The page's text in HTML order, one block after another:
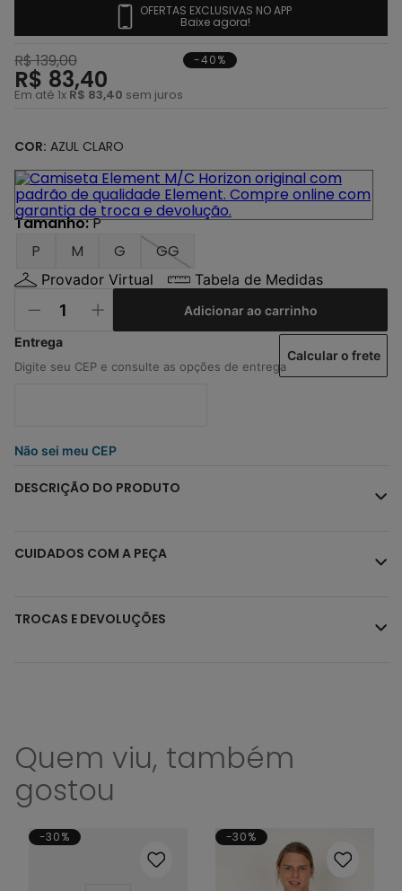
OFERTAS EXCLUSIVAS NO APP
Baixe agora!
R$139,00
R$ 83,40
Em até 1x R$ 83,40 sem juros
-40%
COR: AZUL CLARO
Tamanho:P
P
M G GG
Provador Virtual Tabela de Medidas
Adicionar ao carrinho
Não sei meu CEP
Calcular o frete
DESCRIÇÃO DO PRODUTO
CUIDADOS COM A PEÇA
TROCAS E DEVOLUÇÕES
Quem viu, também
gostou
-30% -30%
5º
calça
6º
shape
7 º
jaqueta
10º bermuda